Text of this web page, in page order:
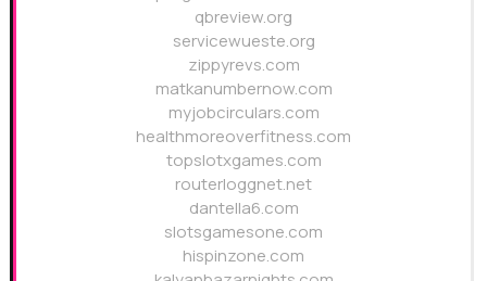
qbreview.org
servicewueste.org
zippyrevs.com
matkanumbernow.com
myjobcirculars.com
healthmoreoverfitness.com
topslotxgames.com
routerloggnet.net
dantella6.com
slotsgamesone.com
hispinzone.com